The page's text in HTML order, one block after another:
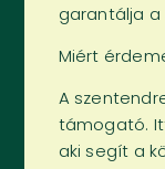
garantálja
Miért
A
támogató.
aki segít a